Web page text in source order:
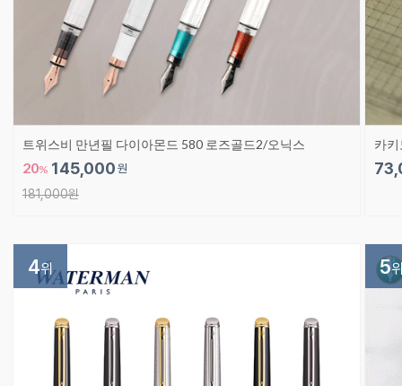
트위스비 만년필 다이아몬드 580 로즈골드2/오닉스
20% 145,000 원
181,000원
카
4위 5